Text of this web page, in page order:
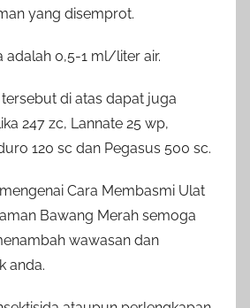
yang disemprot.
adalah 0,5-1 ml/liter air.
di atas dapat juga
247 zc, Lannate 25 wp,
120 sc dan Pegasus 500 sc.
Cara Membasmi Ulat
Bawang Merah semoga
wawasan dan
anda.